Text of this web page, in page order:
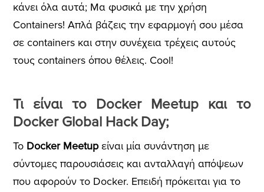
κάνει όλα αυτά; Μα φυσικά με την χρήση
Containers! Απλά βάζεις την εφαρμογή σου μέσα
σε containers και στην συνέχεια τρέχεις αυτούς
τους containers όπου θέλεις. Cool!
Τι είναι το Docker Meetup και το
Docker Global Hack Day;
Το Docker Meetup είναι μία συνάντηση με
σύντομες παρουσιάσεις και ανταλλαγή απόψεων
που αφορούν το Docker. Επειδή πρόκειται για το